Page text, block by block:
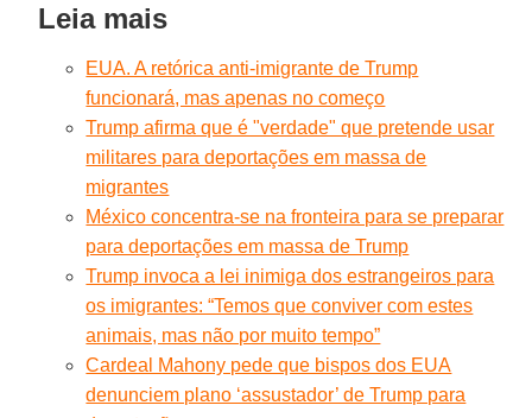
Leia mais
EUA. A retórica anti-imigrante de Trump
funcionará, mas apenas no começo
Trump afirma que é "verdade" que pretende usar
militares para deportações em massa de
migrantes
México concentra-se na fronteira para se preparar
para deportações em massa de Trump
Trump invoca a lei inimiga dos estrangeiros para
os imigrantes: “Temos que conviver com estes
animais, mas não por muito tempo”
Cardeal Mahony pede que bispos dos EUA
denunciem plano ‘assustador’ de Trump para